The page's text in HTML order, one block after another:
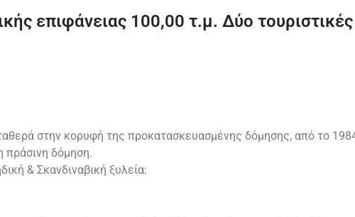
επιφάνειας 100,00 τ.μ. Δύο
στην κορυφή της προκατασκευασμένης δόμησης, από το
πράσινη δόμηση.
& Σκανδιναβική ξυλεία: